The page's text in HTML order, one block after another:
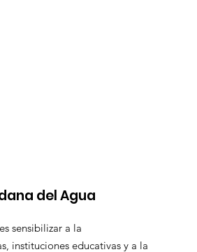
del Agua
sensibilizar a la
instituciones educativas y a la